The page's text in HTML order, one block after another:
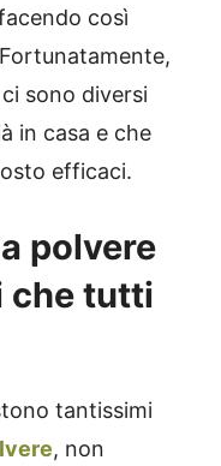
così
sono diversi
in casa e che
efficaci.
polvere
che tutti
tantissimi
, non